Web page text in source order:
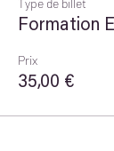
Type de billet
Formation
Prix
35,00 €